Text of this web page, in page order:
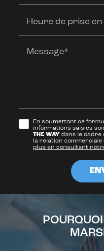
Heure de prise
Message*
En soumettant ce
informations saisies
THE WAYdans le cadre
la relation
plus en consultant